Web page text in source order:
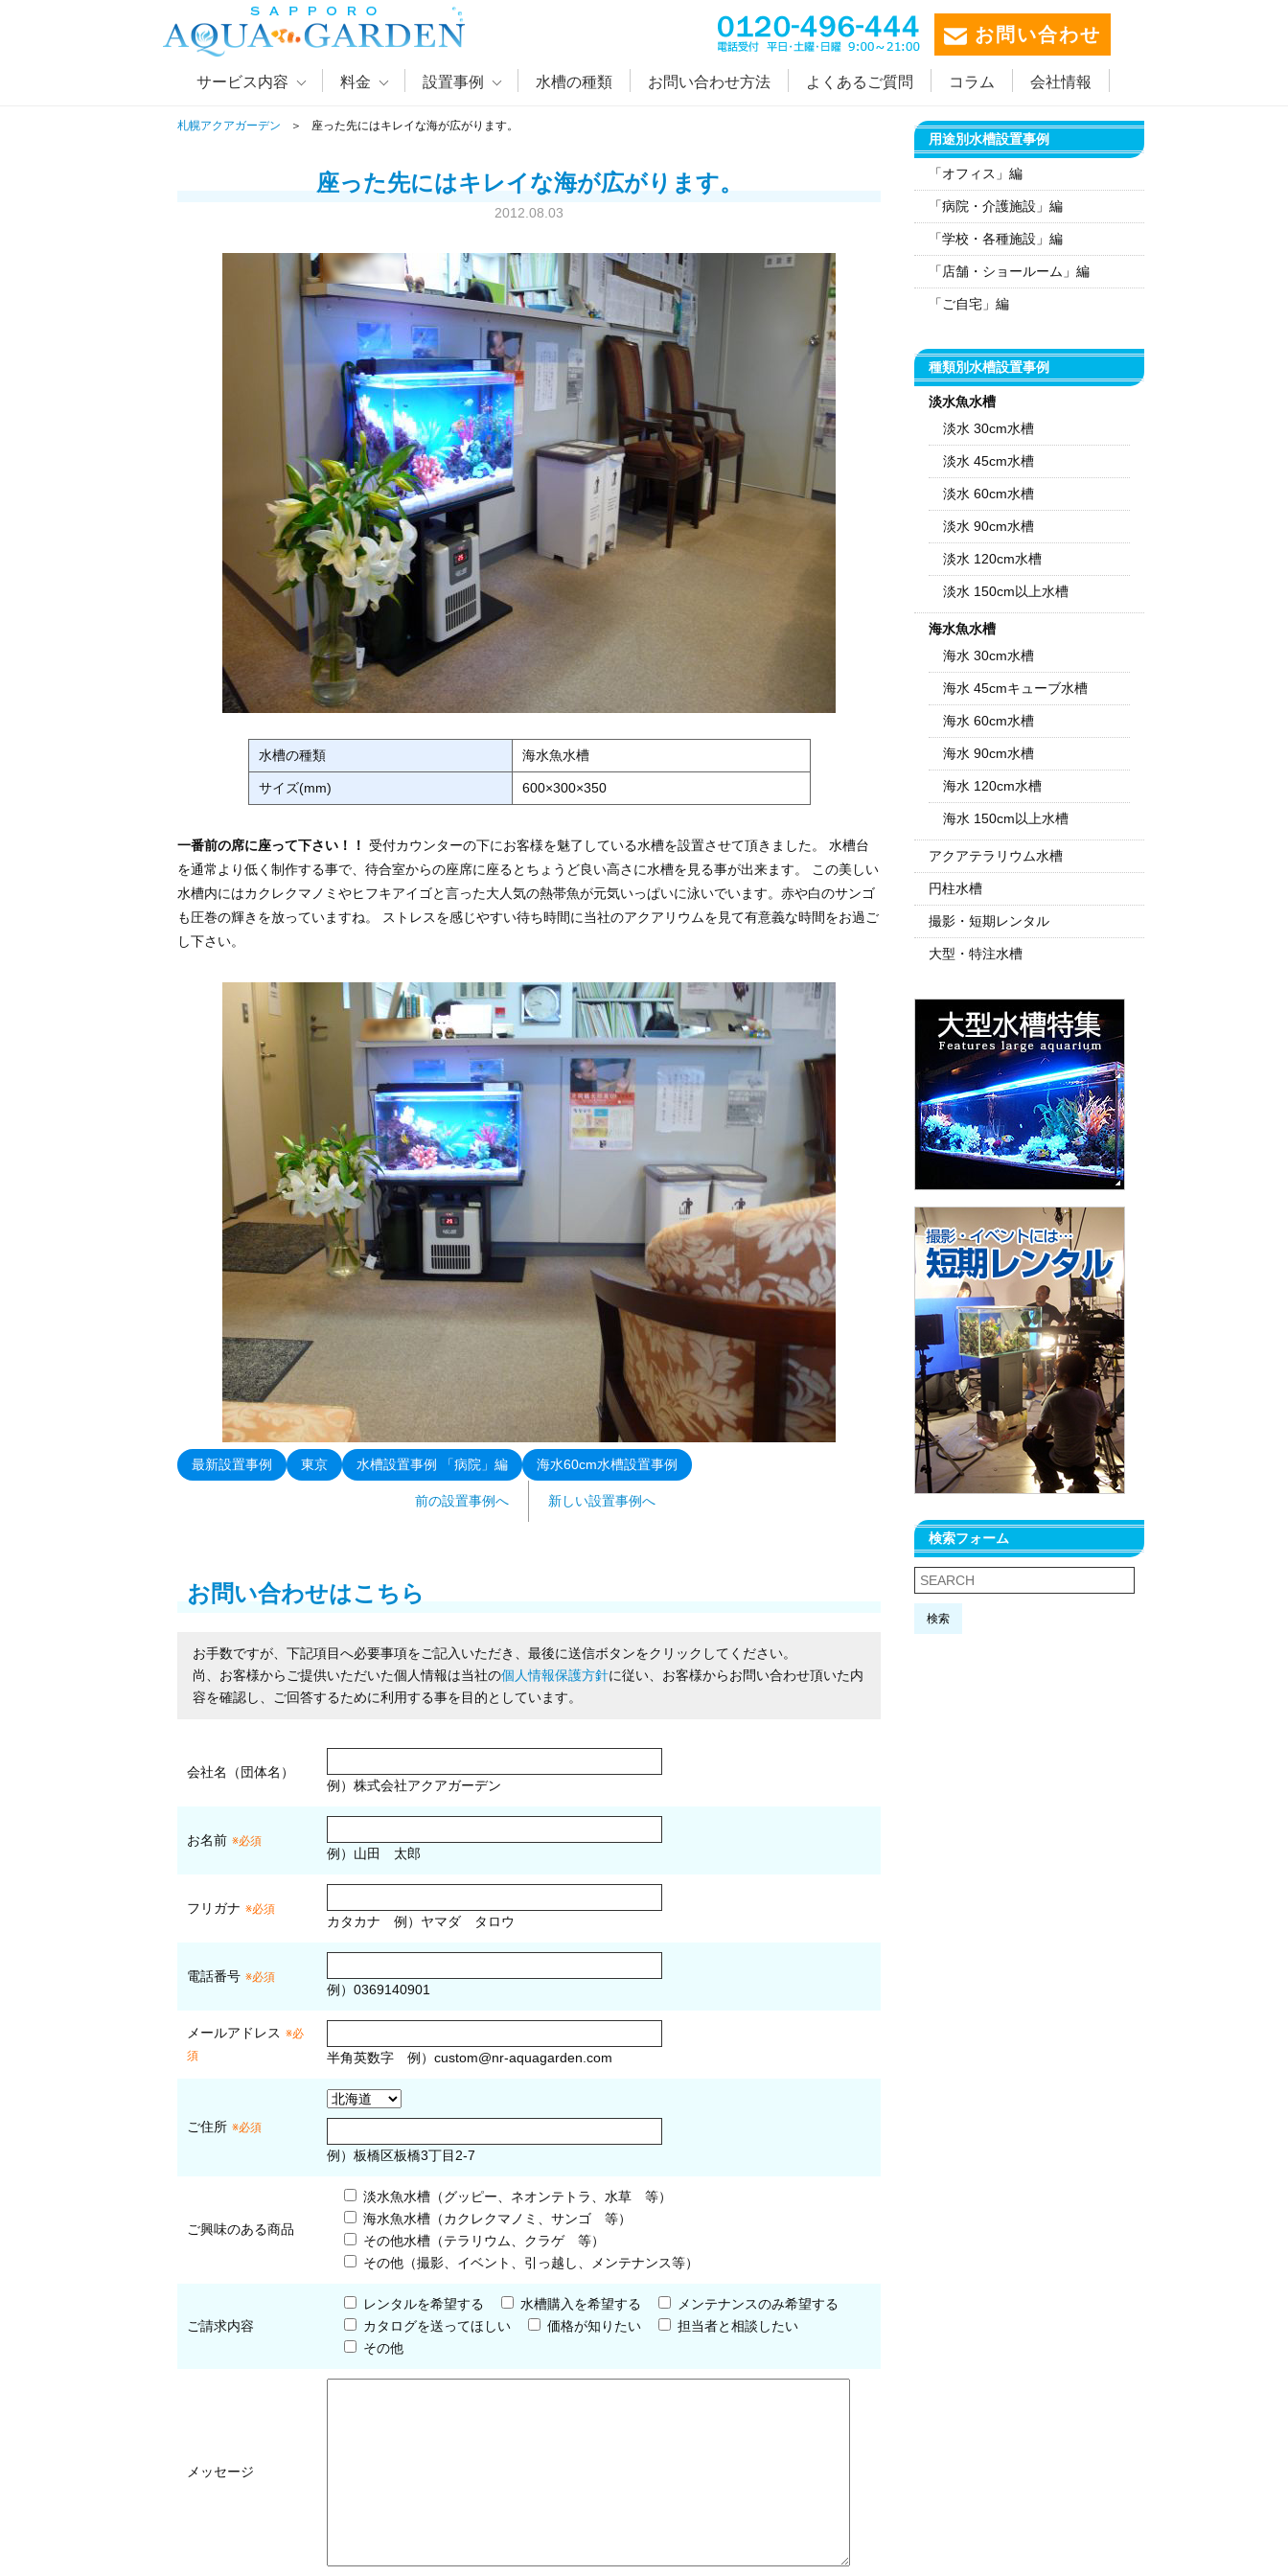
お問い合わせ
サービス内容 料金 設置事例 水槽の種類 お問い合わせ方法 よくあるご質問 コラム 会社情報
札幌アクアガーデン 座った先にはキレイな海が広がります。
座った先にはキレイな海が広がります。
2012.08.03
水槽の種類 海水魚水槽
サイズ(mm) 600×300×350
一番前の席に座って下さい！！ 受付カウンターの下にお客様を魅了している水槽を設置させて頂きました。 水槽台
を通常より低く制作する事で、待合室からの座席に座るとちょうど良い高さに水槽を見る事が出来ます。 この美しい
水槽内にはカクレクマノミやヒフキアイゴと言った大人気の熱帯魚が元気いっぱいに泳いでいます。赤や白のサンゴ
も圧巻の輝きを放っていますね。 ストレスを感じやすい待ち時間に当社のアクアリウムを見て有意義な時間をお過ご
し下さい。
最新設置事例 東京 水槽設置事例 「病院」編 海水60cm水槽設置事例
前の設置事例へ 新しい設置事例へ
お問い合わせはこちら
お手数ですが、下記項目へ必要事項をご記入いただき、最後に送信ボタンをクリックしてください。
尚、お客様からご提供いただいた個人情報は当社の個人情報保護方針に従い、お客様からお問い合わせ頂いた内
容を確認し、ご回答するために利用する事を目的としています。
会社名（団体名）
例）株式会社アクアガーデン
お名前 ※必須
例）山田 太郎
フリガナ ※必須
カタカナ 例）ヤマダ タロウ
電話番号 ※必須
例）0369140901
メールアドレス ※必
須
半角英数字 例） custom@nr-aquagarden.com
ご住所 ※必須
例）板橋区板橋3丁目2-7
ご興味のある商品
淡水魚水槽（グッピー、ネオンテトラ、水草 等）
海水魚水槽（カクレクマノミ、サンゴ 等）
その他水槽（テラリウム、クラゲ 等）
その他（撮影、イベント、引っ越し、メンテナンス等）
ご請求内容
レンタルを希望する 水槽購入を希望する
メンテナンスのみ希望する
カタログを送ってほしい
価格が知りたい
担当者と相談したい
その他
メッセージ
用途別水槽設置事例
「オフィス」編
「病院・介護施設」編
「学校・各種施設」編
「店舗・ショールーム」編
「ご自宅」編
種類別水槽設置事例
淡水魚水槽
淡水 30cm水槽
淡水 45cm水槽
淡水 60cm水槽
淡水 90cm水槽
淡水 120cm水槽
淡水 150cm以上水槽
海水魚水槽
海水 30cm水槽
海水 45cmキューブ水槽
海水 60cm水槽
海水 90cm水槽
海水 120cm水槽
海水 150cm以上水槽
アクアテラリウム水槽
円柱水槽
撮影・短期レンタル
大型・特注水槽
検索フォーム
検索